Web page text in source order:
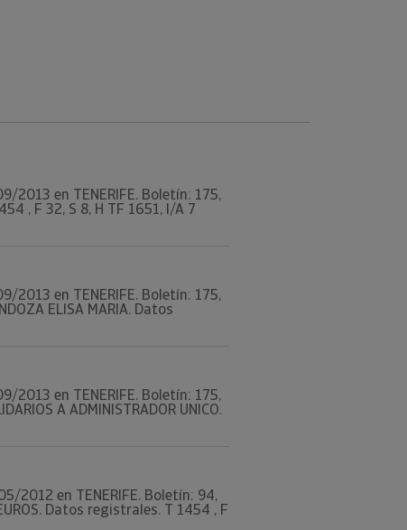
en TENERIFE. Boletín: 175,
, F 32, S 8, H TF 1651, I/A 7
en TENERIFE. Boletín: 175,
ELISA MARIA. Datos
en TENERIFE. Boletín: 175,
A ADMINISTRADOR UNICO.
2012 en TENERIFE. Boletín: 94,
Datos registrales. T 1454 , F